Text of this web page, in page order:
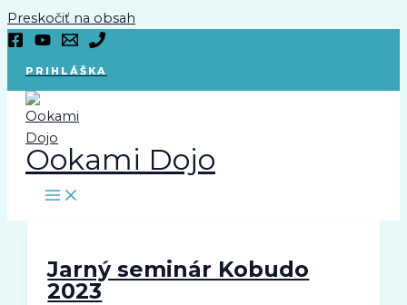
Preskočiť na obsah
PRIHLÁŠKA
Ookami Dojo
Jarný seminár Kobudo
2023